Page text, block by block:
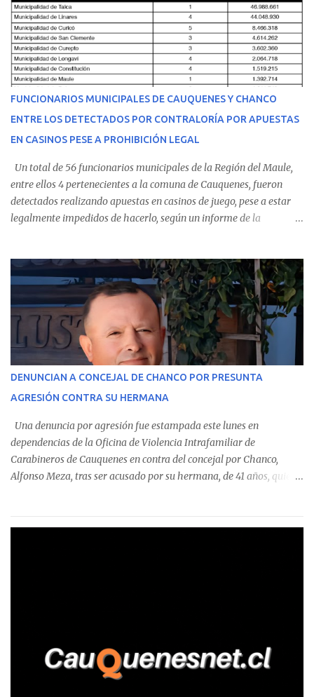
equipo médico determinó su traslado de urgencia al Hospital
Regional de Talca y dado la urgencia la ambulancia partió hacia
Talca con escolta de Carabineros. En medio del traslado, el
estudiante de medicina de 25 años, se agravó y pese a los esfuerzos
del personal de emergencia terminó falleciendo, sin alcanzar a
recibir atención especializada en el centro de destino. Apenas se
conoció la gravedad de su condición, sus padres —residentes en
Villarrica— se trasladaron a Cauquenes con la esperanza de una
evolución favorable. No obstante, alrededo...
FUNCIONARIOS MUNICIPALES DE CAUQUENES Y CHANCO
ENTRE LOS DETECTADOS POR CONTRALORÍA POR APUESTAS
EN CASINOS PESE A PROHIBICIÓN LEGAL
Un total de 56 funcionarios municipales de la Región del Maule,
entre ellos 4 pertenecientes a la comuna de Cauquenes, fueron
detectados realizando apuestas en casinos de juego, pese a estar
legalmente impedidos de hacerlo, según un informe de la
estableció que estos funcionarios —quienes administran o
custodian fondos públicos— efectuaron transacciones por un
monto total de $116.075.918 entre enero de 2024 y junio de 2025.
En el detalle regional, se indica que en la comuna de Cauquenes se
identificó a cuatro funcionarios involucrados en este tipo de
operaciones. Asimismo, se precisa que uno de los casos
corresponde a un funcionario de la Municipalidad de Chanco,
detectaron incumplimientos a la normativa vigente. El informe
precisa que la mayor cantidad de dinero apostado se registró en
Talca, donde...
DENUNCIAN A CONCEJAL DE CHANCO POR PRESUNTA
AGRESIÓN CONTRA SU HERMANA
Una denuncia por agresión fue estampada este lunes en
dependencias de la Oficina de Violencia Intrafamiliar de
Carabineros de Cauquenes en contra del concejal por Chanco,
Alfonso Meza, tras ser acusado por su hermana, de 41 años, quien
relató que los hechos ocurrieron cerca de las 11:30 horas en el
trabajadores, el edil descendió del vehículo y, en medio de la
confrontación, la habría tomado de los hombros, empujado al
suelo y agredido con golpes de pies y manos, mientr...